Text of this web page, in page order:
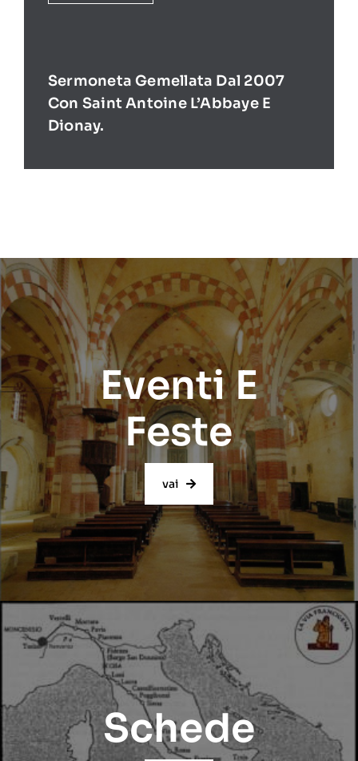
Sermoneta Gemellata Dal 2007
Con Saint Antoine L’Abbaye E
Dionay.
Eventi E
Feste
vai
Schede